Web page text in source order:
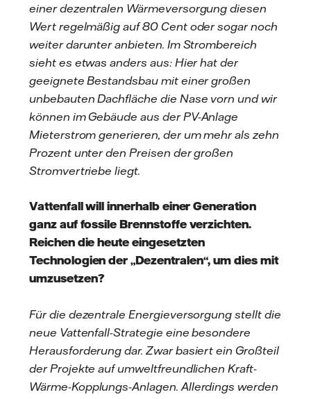
einer dezentralen Wärmeversorgung diesen
Wert regelmäßig auf 80 Cent oder sogar noch
weiter darunter anbieten. Im Strombereich
sieht es etwas anders aus: Hier hat der
geeignete Bestandsbau mit einer großen
unbebauten Dachfläche die Nase vorn und wir
können im Gebäude aus der PV-Anlage
Mieterstrom generieren, der um mehr als zehn
Prozent unter den Preisen der großen
Stromvertriebe liegt.
Vattenfall will innerhalb einer Generation
ganz auf fossile Brennstoffe verzichten.
Reichen die heute eingesetzten
Technologien der „Dezentralen“, um dies mit
umzusetzen?
Für die dezentrale Energieversorgung stellt die
neue Vattenfall-Strategie eine besondere
Herausforderung dar. Zwar basiert ein Großteil
der Projekte auf umweltfreundlichen Kraft-
Wärme-Kopplungs-Anlagen. Allerdings werden